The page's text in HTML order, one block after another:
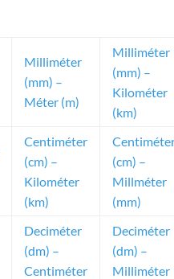
Milliméter
(mm) –
Méter (m)
Milliméter
(mm) –
Kilométer
(km)
Centiméter
(cm) –
Kilométer
(km)
(cm) –
Millméter
(mm)
Deciméter
(dm) –
Centiméter
Deciméter
(dm) –
Milliméter